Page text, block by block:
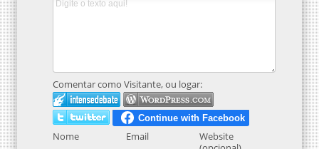
Comentar como Visitante, ou logar:
Nome Email
Website